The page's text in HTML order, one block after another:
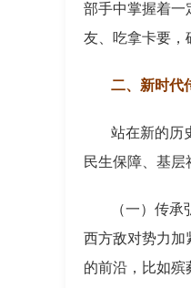
部手中掌握着一
友、吃拿卡要，
二、新时代
站在新的历
民生保障、基层
（一）传
西方敌对势力加
的前沿，比如殡